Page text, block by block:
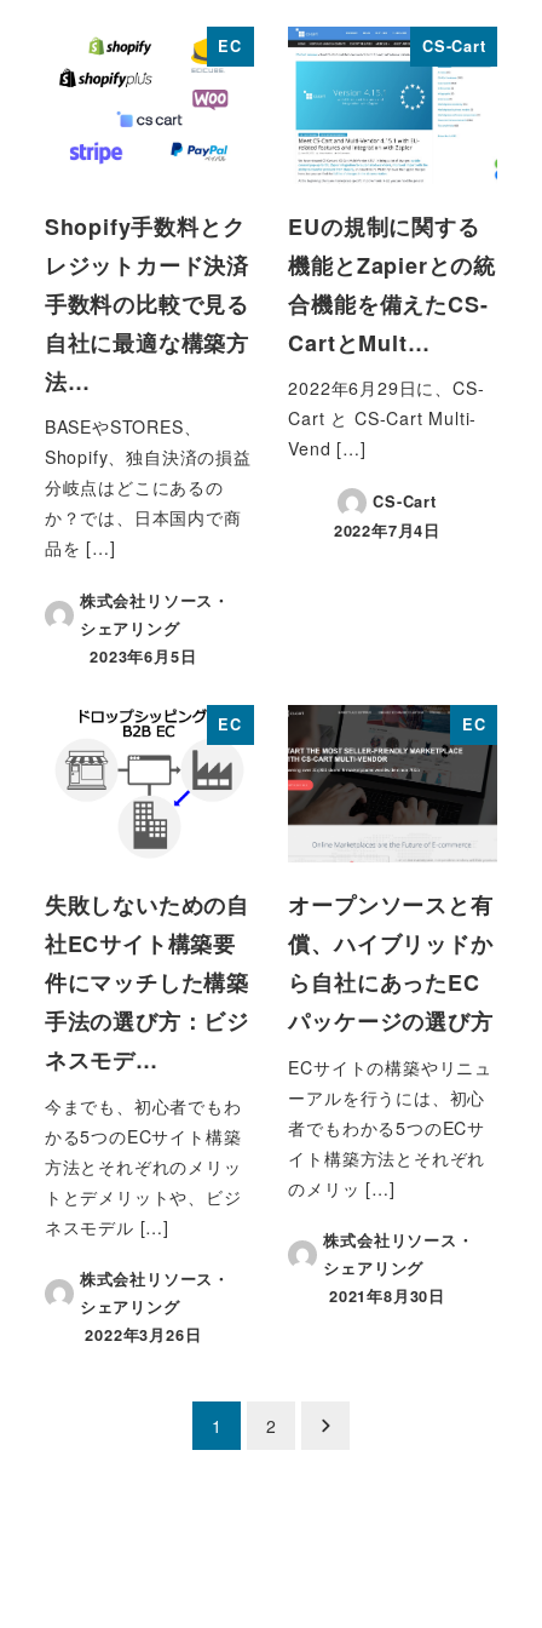
EC
Shopify手数料とク
レジットカード決済
手数料の比較で見る
自社に最適な構築方
法…
BASEやSTORES、
Shopify、独自決済の損益
分岐点はどこにあるの
か？では、日本国内で商
品を […]
株式会社リソース・
シェアリング
投稿日
2023年6月5日
CS-Cart
EUの規制に関する
機能とZapierとの統
合機能を備えたCS-
CartとMult…
2022年6月29日に、CS-
Cart と CS-Cart Multi-
Vend […]
CS-Cart
投稿日
2022年7月4日
EC
失敗しないための自
社ECサイト構築要
件にマッチした構築
手法の選び方：ビジ
ネスモデ…
今までも、初心者でもわ
かる5つのECサイト構築
方法とそれぞれのメリッ
トとデメリットや、ビジ
ネスモデル […]
株式会社リソース・
シェアリング
投稿日
2022年3月26日
EC
オープンソースと有
償、ハイブリッドか
ら自社にあったEC
パッケージの選び方
ECサイトの構築やリニュ
ーアルを行うには、初心
者でもわかる5つのECサ
イト構築方法とそれぞれ
のメリッ […]
株式会社リソース・
シェアリング
投稿日
2021年8月30日
1 2